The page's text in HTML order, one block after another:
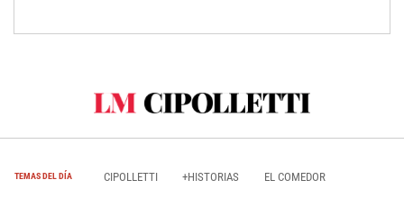
TEMAS DEL DÍA CIPOLLETTI +HISTORIAS EL COMEDOR